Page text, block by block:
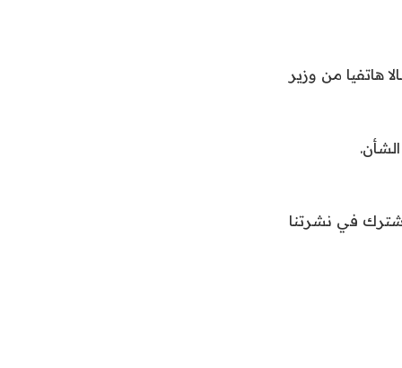
هاتفيا من وزير
في نشرتنا